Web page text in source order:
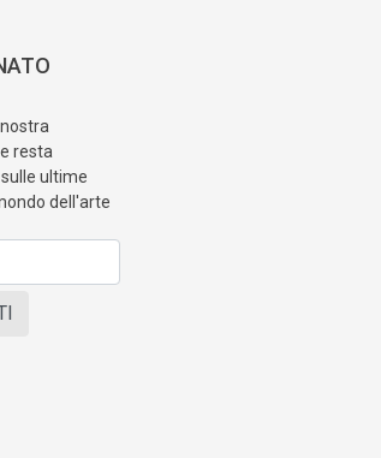
resta
ultime
dell'arte